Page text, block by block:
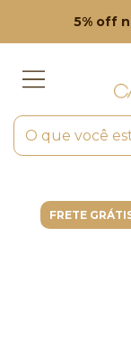
5% off
FRETE